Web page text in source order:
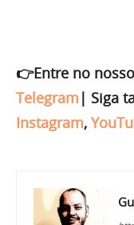
👉Entre no
Telegram | Siga
Instagram,